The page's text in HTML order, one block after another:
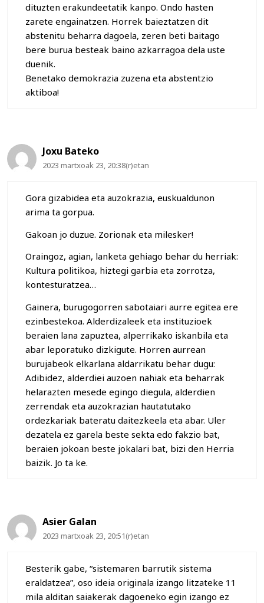
dituzten erakundeetatik kanpo. Ondo hasten
zarete engainatzen. Horrek baieztatzen dit
abstenitu beharra dagoela, zeren beti baitago
bere burua besteak baino azkarragoa dela uste
duenik.
Benetako demokrazia zuzena eta abstentzio
aktiboa!
Joxu Bateko
2023 martxoak 23, 20:38(r)etan
Gora gizabidea eta auzokrazia, euskualdunon
arima ta gorpua.
Gakoan jo duzue. Zorionak eta milesker!
Oraingoz, agian, lanketa gehiago behar du herriak:
Kultura politikoa, hiztegi garbia eta zorrotza,
kontesturatzea…
Gainera, burugogorren sabotaiari aurre egitea ere
ezinbestekoa. Alderdizaleek eta instituzioek
beraien lana zapuztea, alperrikako iskanbila eta
abar leporatuko dizkigute. Horren aurrean
burujabeok elkarlana aldarrikatu behar dugu:
Adibidez, alderdiei auzoen nahiak eta beharrak
helarazten mesede egingo diegula, alderdien
zerrendak eta auzokrazian hautatutako
ordezkariak bateratu daitezkeela eta abar. Uler
dezatela ez garela beste sekta edo fakzio bat,
beraien jokoan beste jokalari bat, bizi den Herria
baizik. Jo ta ke.
Asier Galan
2023 martxoak 23, 20:51(r)etan
Besterik gabe, “sistemaren barrutik sistema
eraldatzea”, oso ideia originala izango litzateke 11
mila alditan saiakerak dagoeneko egin izango ez